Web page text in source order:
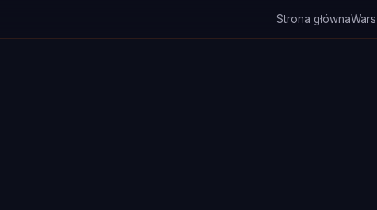
Strona główna